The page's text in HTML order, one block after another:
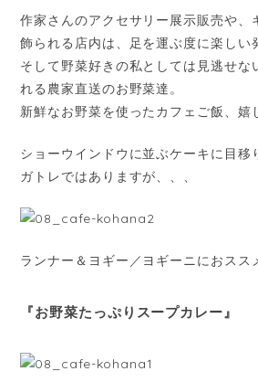
作家さんのアクセサリー展示販売や、
飾られる店内は、足を運ぶ度に楽しい
そして野菜好きの私としては見逃せな
れる農家直送のお野菜達。
新鮮なお野菜を使ったカフェご飯、嬉
ショーウインドウに並ぶケーキに目移
ガトレではありますが、、、
ランナー＆ヨギー／ヨギーニにおスス
『お野菜たっぷりスープカレー』